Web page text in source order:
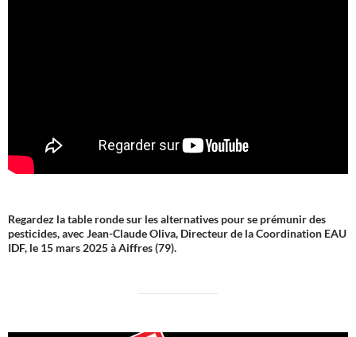
Regardez la table ronde sur les alternatives pour se prémunir des
pesticides, avec Jean-Claude Oliva, Directeur de la Coordination EAU
IDF, le 15 mars 2025 à Aiffres (79).